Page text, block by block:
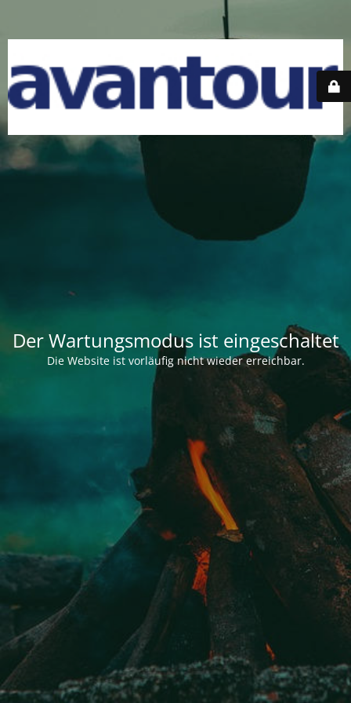
Der Wartungsmodus ist eingeschaltet
Die Website ist vorläufig nicht wieder erreichbar.